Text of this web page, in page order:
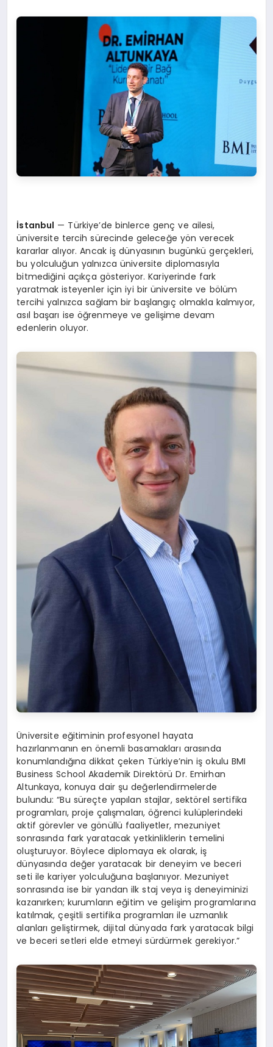
İstanbul — Türkiye’de binlerce genç ve ailesi,
üniversite tercih sürecinde geleceğe yön verecek
kararlar alıyor. Ancak iş dünyasının bugünkü gerçekleri,
bu yolculuğun yalnızca üniversite diplomasıyla
bitmediğini açıkça gösteriyor. Kariyerinde fark
yaratmak isteyenler için iyi bir üniversite ve bölüm
tercihi yalnızca sağlam bir başlangıç olmakla kalmıyor,
asıl başarı ise öğrenmeye ve gelişime devam
edenlerin oluyor.
Üniversite eğitiminin profesyonel hayata
hazırlanmanın en önemli basamakları arasında
konumlandığına dikkat çeken Türkiye’nin iş okulu BMI
Business School Akademik Direktörü Dr. Emirhan
Altunkaya, konuya dair şu değerlendirmelerde
bulundu: “Bu süreçte yapılan stajlar, sektörel sertifika
programları, proje çalışmaları, öğrenci kulüplerindeki
aktif görevler ve gönüllü faaliyetler, mezuniyet
sonrasında fark yaratacak yetkinliklerin temelini
oluşturuyor. Böylece diplomaya ek olarak, iş
dünyasında değer yaratacak bir deneyim ve beceri
seti ile kariyer yolculuğuna başlanıyor. Mezuniyet
sonrasında ise bir yandan ilk staj veya iş deneyiminizi
kazanırken; kurumların eğitim ve gelişim programlarına
katılmak, çeşitli sertifika programları ile uzmanlık
alanları geliştirmek, dijital dünyada fark yaratacak bilgi
ve beceri setleri elde etmeyi sürdürmek gerekiyor.”